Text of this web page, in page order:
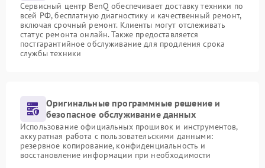
Сервисный центр BenQ обеспечивает доставку техники по
всей РФ, бесплатную диагностику и качественный ремонт,
включая срочный ремонт. Клиенты могут отслеживать
статус ремонта онлайн. Также предоставляется
постгарантийное обслуживание для продления срока
службы техники
Оригинальные программные решение и
безопасное обслуживание данных
Использование официальных прошивок и инструментов,
аккуратная работа с пользовательскими данными:
резервное копирование, конфиденциальность и
восстановление информации при необходимости